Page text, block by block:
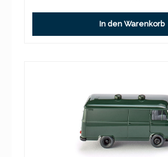
In den Warenkorb